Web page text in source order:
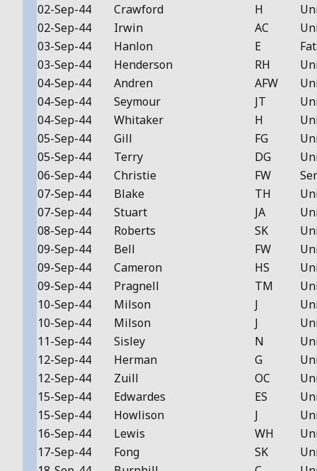
02-Sep-44
Crawford H
02-Sep-44
Irwin AC
03-Sep-44
Hanlon E
03-Sep-44
Henderson RH
04-Sep-44
Andren AFW
04-Sep-44
Seymour JT
04-Sep-44
Whitaker H
05-Sep-44
Gill FG
05-Sep-44
Terry DG
06-Sep-44
Christie FW
07-Sep-44
Blake TH
07-Sep-44
Stuart JA
08-Sep-44
Roberts SK
09-Sep-44
Bell FW
09-Sep-44
Cameron HS
09-Sep-44
Pragnell TM
10-Sep-44
Milson J
10-Sep-44
Milson J
11-Sep-44
Sisley N
12-Sep-44
Herman G
12-Sep-44
Zuill OC
15-Sep-44
Edwardes ES
15-Sep-44
Howlison J
16-Sep-44
Lewis WH
17-Sep-44
Fong SK